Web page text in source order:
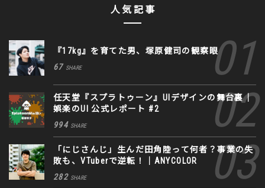
人気記事
『17kg』を育てた男、塚原健司の観察眼
67 SHARE
任天堂『スプラトゥーン』UIデザインの舞台裏｜
娯楽のUI 公式レポート #2
994 SHARE
「にじさんじ」生んだ田角陸って何者？事業の失
敗も、VTuberで逆転！｜ANYCOLOR
282 SHARE